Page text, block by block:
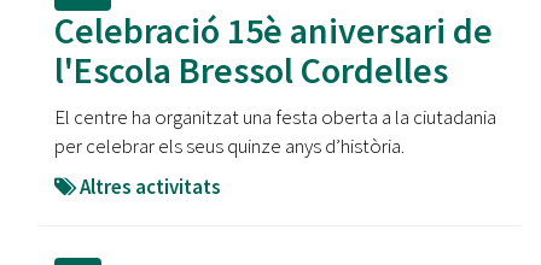
Celebració 15è aniversari de
l'Escola Bressol Cordelles
El centre ha organitzat una festa oberta a la ciutadania
per celebrar els seus quinze anys d’història.
Altres activitats